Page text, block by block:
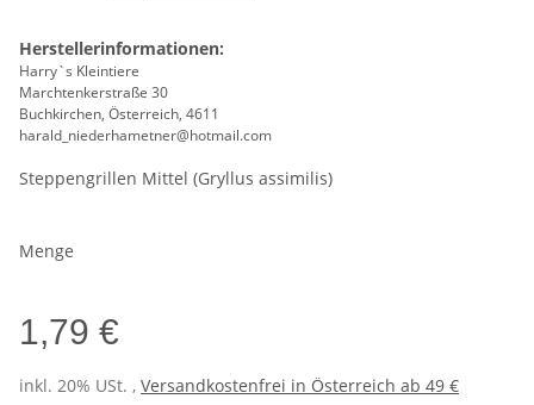
Herstellerinformationen:
Harry`s Kleintiere
Marchtenkerstraße 30
Buchkirchen, Österreich, 4611
harald_niederhametner@hotmail.com
Steppengrillen Mittel (Gryllus assimilis)
Menge
1,79 €
inkl. 20% USt. , Versandkostenfrei in Österreich ab 49 €